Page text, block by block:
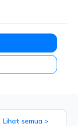
Lihat semua >